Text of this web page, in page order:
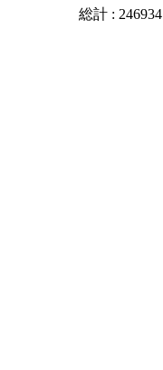
総計 : 246934